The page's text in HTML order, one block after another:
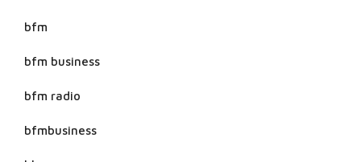
bfm
bfm business
bfm radio
bfmbusiness